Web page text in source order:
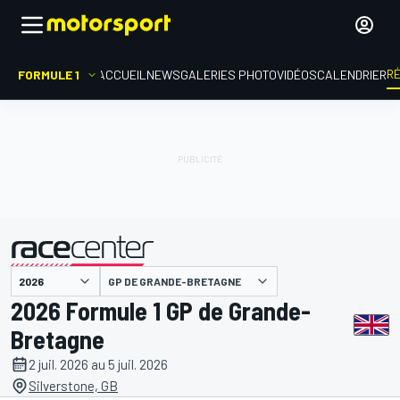
FORMULE 1 ACCUEIL NEWSGALERIES PHOTOVIDÉOSCALENDRIER
présenté par GP DE GRANDE-BRETAGNE
2026 Formule 1 GP de Grande-
Bretagne
2 juil. 2026 au 5 juil. 2026
Silverstone, GB